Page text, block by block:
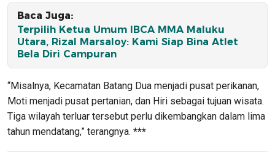
Baca Juga:
Terpilih Ketua Umum IBCA MMA Maluku
Utara, Rizal Marsaloy: Kami Siap Bina Atlet
Bela Diri Campuran
“Misalnya, Kecamatan Batang Dua menjadi pusat perikanan,
Moti menjadi pusat pertanian, dan Hiri sebagai tujuan wisata.
Tiga wilayah terluar tersebut perlu dikembangkan dalam lima
tahun mendatang,” terangnya. ***